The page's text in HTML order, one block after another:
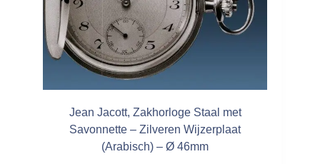
Jean Jacott, Zakhorloge Staal met
Savonnette – Zilveren Wijzerplaat
(Arabisch) – Ø 46mm